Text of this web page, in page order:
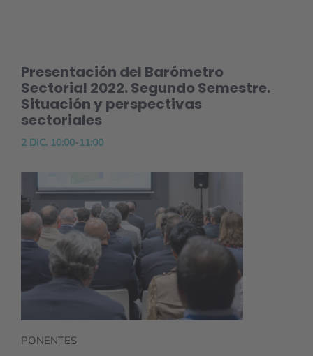
Presentación del Barómetro
Sectorial 2022. Segundo Semestre.
Situación y perspectivas
sectoriales
2 DIC. 10:00-11:00
PONENTES